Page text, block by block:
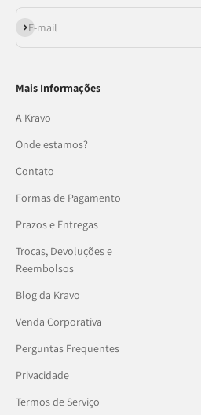
E-mail
Assinar
Mais Informações
A Kravo
Onde estamos?
Contato
Formas de Pagamento
Prazos e Entregas
Trocas, Devoluções e
Reembolsos
Blog da Kravo
Venda Corporativa
Perguntas Frequentes
Privacidade
Termos de Serviço